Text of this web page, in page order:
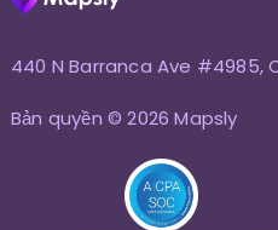
440 N Barranca Ave #4985,
Bản quyền © 2026 Mapsly